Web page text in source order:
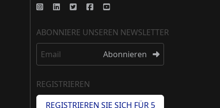
ABONNIERE UNSEREN NEWSLETTER
Email Abonnieren
REGISTRIEREN
REGISTRIEREN SIE SICH FÜR 5